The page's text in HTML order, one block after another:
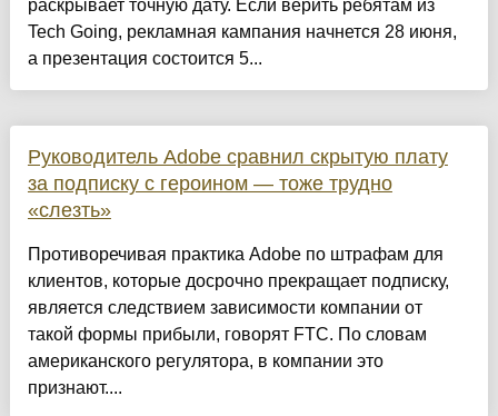
раскрывает точную дату. Если верить ребятам из
Tech Going, рекламная кампания начнется 28 июня,
а презентация состоится 5...
Руководитель Adobe сравнил скрытую плату
за подписку с героином — тоже трудно
«слезть»
Противоречивая практика Adobe по штрафам для
клиентов, которые досрочно прекращает подписку,
является следствием зависимости компании от
такой формы прибыли, говорят FTC. По словам
американского регулятора, в компании это
признают....